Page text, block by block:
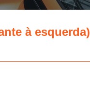
à esquerda)